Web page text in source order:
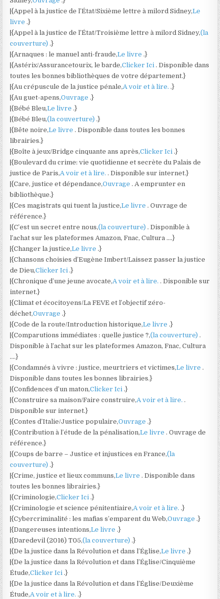
|{Appel à la justice de l’État/Sixième lettre à milord Sidney,Le
livre .}
|{Appel à la justice de l’État/Troisième lettre à milord Sidney,(la
couverture) .}
|{Arnaques : le manuel anti-fraude,Le livre .}
|{Astérix/Assurancetourix, le barde,Clicker Ici . Disponible dans
toutes les bonnes bibliothèques de votre département.}
|{Au crépuscule de la justice pénale,A voir et à lire. .}
|{Au guet-apens,Ouvrage .}
|{Bébé Bleu,Le livre .}
|{Bébé Bleu,(la couverture) .}
|{Bête noire,Le livre . Disponible dans toutes les bonnes
librairies.}
|{Boîte à jeux/Bridge cinquante ans après,Clicker Ici .}
|{Boulevard du crime: vie quotidienne et secrète du Palais de
justice de Paris,A voir et à lire. . Disponible sur internet.}
|{Care, justice et dépendance,Ouvrage . A emprunter en
bibliothèque.}
|{Ces magistrats qui tuent la justice,Le livre . Ouvrage de
référence.}
|{C’est un secret entre nous,(la couverture) . Disponible à
l’achat sur les plateformes Amazon, Fnac, Cultura ….}
|{Changer la justice,Le livre .}
|{Chansons choisies d’Eugène Imbert/Laissez passer la justice
de Dieu,Clicker Ici .}
|{Chronique d’une jeune avocate,A voir et à lire. . Disponible sur
internet.}
|{Climat et écocitoyens/La FEVE et l’objectif zéro-
déchet,Ouvrage .}
|{Code de la route/Introduction historique,Le livre .}
|{Comparutions immédiates : quelle justice ?,(la couverture) .
Disponible à l’achat sur les plateformes Amazon, Fnac, Cultura
….}
|{Condamnés à vivre : justice, meurtriers et victimes,Le livre .
Disponible dans toutes les bonnes librairies.}
|{Confidences d’un maton,Clicker Ici .}
|{Construire sa maison/Faire construire,A voir et à lire. .
Disponible sur internet.}
|{Contes d’Italie/Justice populaire,Ouvrage .}
|{Contribution à l’étude de la pénalisation,Le livre . Ouvrage de
référence.}
|{Coups de barre – Justice et injustices en France,(la
couverture) .}
|{Crime, justice et lieux communs,Le livre . Disponible dans
toutes les bonnes librairies.}
|{Criminologie,Clicker Ici .}
|{Criminologie et science pénitentiaire,A voir et à lire. .}
|{Cybercriminalité : les mafias s’emparent du Web,Ouvrage .}
|{Dangereuses intentions,Le livre .}
|{Daredevil (2016) T05,(la couverture) .}
|{De la justice dans la Révolution et dans l’Église,Le livre .}
|{De la justice dans la Révolution et dans l’Église/Cinquième
Étude,Clicker Ici .}
|{De la justice dans la Révolution et dans l’Église/Deuxième
Étude,A voir et à lire. .}